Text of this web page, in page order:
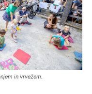
in vrvežem.